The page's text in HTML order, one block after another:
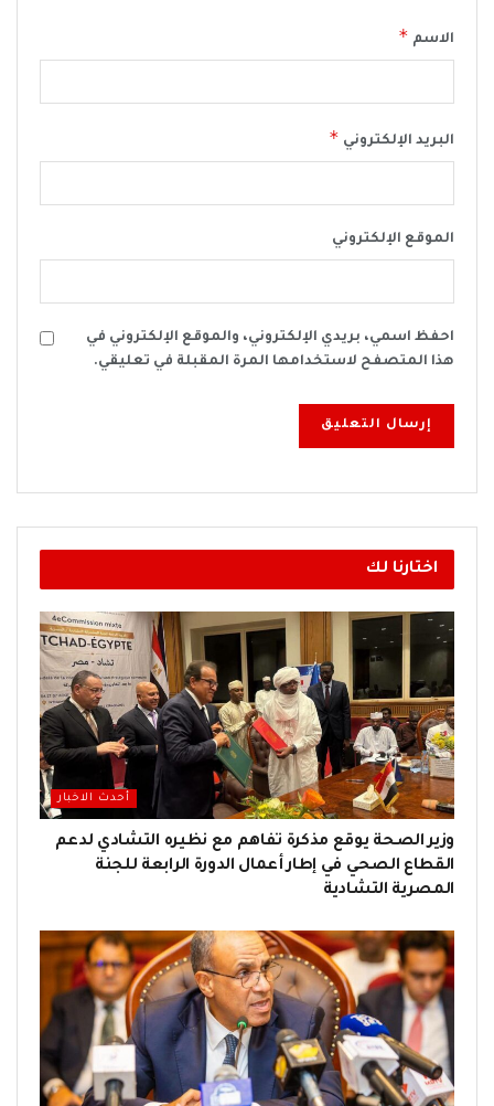
الاسم *
البريد الإلكتروني *
الموقع الإلكتروني
احفظ اسمي، بريدي الإلكتروني، والموقع الإلكتروني في
هذا المتصفح لاستخدامها المرة المقبلة في تعليقي.
اختارنا لك
أحدث الاخبار
وزير الصحة يوقع مذكرة تفاهم مع نظيره التشادي لدعم
القطاع الصحي في إطار أعمال الدورة الرابعة للجنة
المصرية التشادية